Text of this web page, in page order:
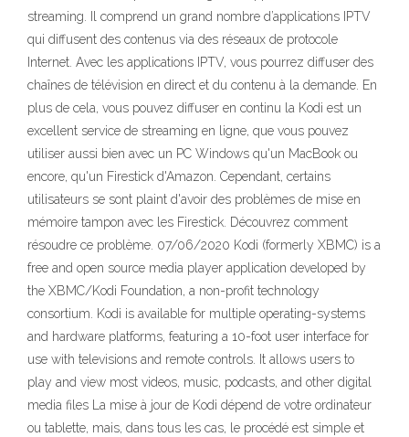
streaming. Il comprend un grand nombre d’applications IPTV
qui diffusent des contenus via des réseaux de protocole
Internet. Avec les applications IPTV, vous pourrez diffuser des
chaînes de télévision en direct et du contenu à la demande. En
plus de cela, vous pouvez diffuser en continu la Kodi est un
excellent service de streaming en ligne, que vous pouvez
utiliser aussi bien avec un PC Windows qu'un MacBook ou
encore, qu'un Firestick d'Amazon. Cependant, certains
utilisateurs se sont plaint d'avoir des problèmes de mise en
mémoire tampon avec les Firestick. Découvrez comment
résoudre ce problème. 07/06/2020 Kodi (formerly XBMC) is a
free and open source media player application developed by
the XBMC/Kodi Foundation, a non-profit technology
consortium. Kodi is available for multiple operating-systems
and hardware platforms, featuring a 10-foot user interface for
use with televisions and remote controls. It allows users to
play and view most videos, music, podcasts, and other digital
media files La mise à jour de Kodi dépend de votre ordinateur
ou tablette, mais, dans tous les cas, le procédé est simple et